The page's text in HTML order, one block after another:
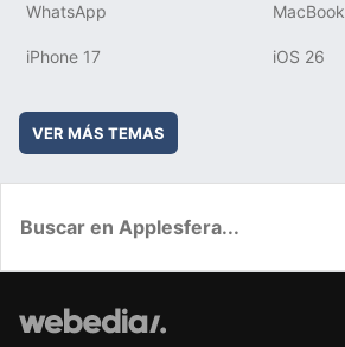
WhatsApp MacBook
iPhone 17 iOS 26
VER MÁS TEMAS